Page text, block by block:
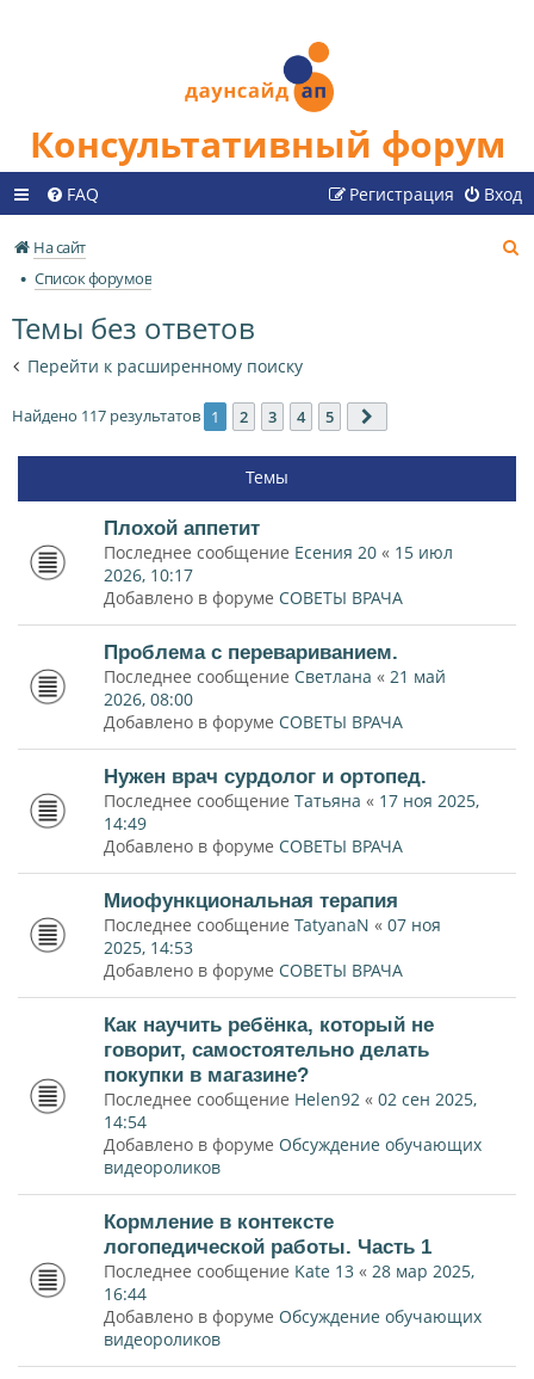
Консультативный форум
FAQ Вход
Регистрация
На сайт
Список форумов
Темы без ответов
Перейти к расширенному поиску
Найдено 117 результатов 1 2 3 4 5
Темы
Плохой аппетит
Последнее сообщение Есения 20 « 15 июл
2026, 10:17
Добавлено в форуме СОВЕТЫ ВРАЧА
Проблема с перевариванием.
Последнее сообщение Светлана « 21 май
2026, 08:00
Добавлено в форуме СОВЕТЫ ВРАЧА
Нужен врач сурдолог и ортопед.
Последнее сообщение Татьяна « 17 ноя 2025,
14:49
Добавлено в форуме СОВЕТЫ ВРАЧА
Миофункциональная терапия
Последнее сообщение TatyanaN « 07 ноя
2025, 14:53
Добавлено в форуме СОВЕТЫ ВРАЧА
Как научить ребёнка, который не
говорит, самостоятельно делать
покупки в магазине?
Последнее сообщение Helen92 « 02 сен 2025,
14:54
Добавлено в форуме Обсуждение обучающих
видеороликов
Кормление в контексте
логопедической работы. Часть 1
Последнее сообщение Kate 13 « 28 мар 2025,
16:44
Добавлено в форуме Обсуждение обучающих
видеороликов